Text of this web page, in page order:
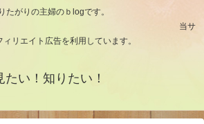
たがりの主婦のｂlogです。
サ
ィリエイト広告を利用しています。
たい！知りたい！